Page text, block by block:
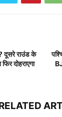
दूसरे राउंड के
दोहराएगा